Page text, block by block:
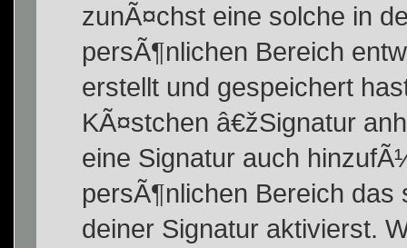
zunÃ¤chst eine solche in
persÃ¶nlichen Bereich
erstellt und gespeichert
KÃ¤stchen â€žSignatur
eine Signatur auch
persÃ¶nlichen Bereich das
deiner Signatur aktivierst.